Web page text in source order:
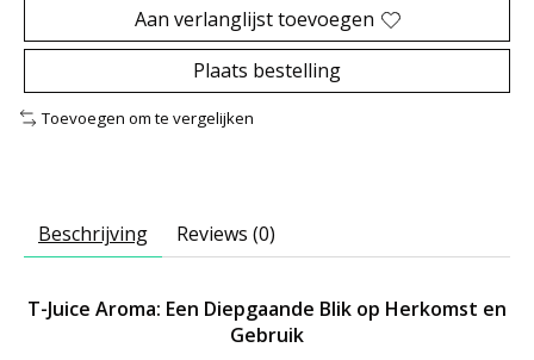
Aan verlanglijst toevoegen
Plaats bestelling
Toevoegen om te vergelijken
Beschrijving Reviews (0)
T-Juice Aroma: Een Diepgaande Blik op Herkomst en
Gebruik